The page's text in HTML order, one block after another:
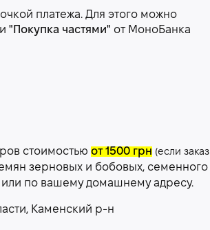
платежа. Для этого можно
"Покупка частями" от МоноБанка
стоимостью от 1500 грн (если заказ
зерновых и бобовых, семенного
или по вашему домашнему адресу.
Каменский р-н